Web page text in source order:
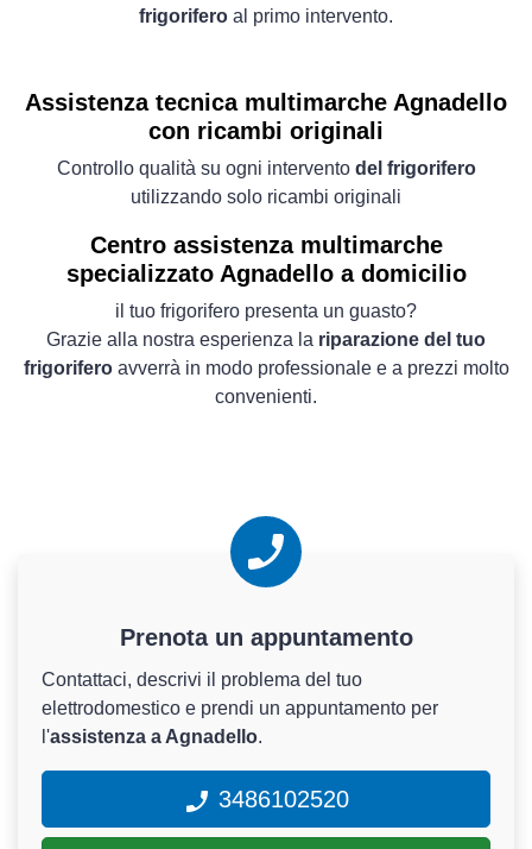
frigorifero al primo intervento.
Assistenza tecnica multimarche Agnadello
con ricambi originali
Controllo qualità su ogni intervento del frigorifero
utilizzando solo ricambi originali
Centro assistenza multimarche
specializzato Agnadello a domicilio
il tuo frigorifero presenta un guasto?
Grazie alla nostra esperienza la riparazione del tuo
frigorifero avverrà in modo professionale e a prezzi molto
convenienti.
Prenota un appuntamento
Contattaci, descrivi il problema del tuo
elettrodomestico e prendi un appuntamento per
l'assistenza a Agnadello.
3486102520